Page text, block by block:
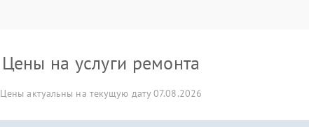
Цены на услуги ремонта
Цены актуальны на текущую дату 07.08.2026